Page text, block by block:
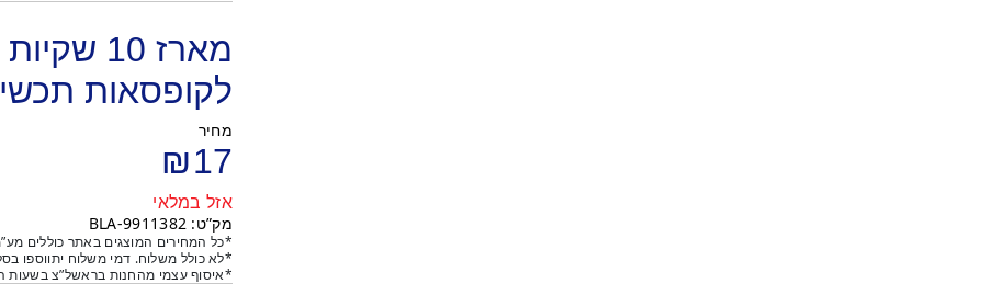
מארז
לקופסאות
מחיר
₪17
אזל במלאי
מק”ט: 9911382-BLA
*כל המחירים המוצגים באתר כוללים
*לא כולל משלוח. דמי משלוח יתווספו
*איסוף עצמי מהחנות בראשל”צ בשעות